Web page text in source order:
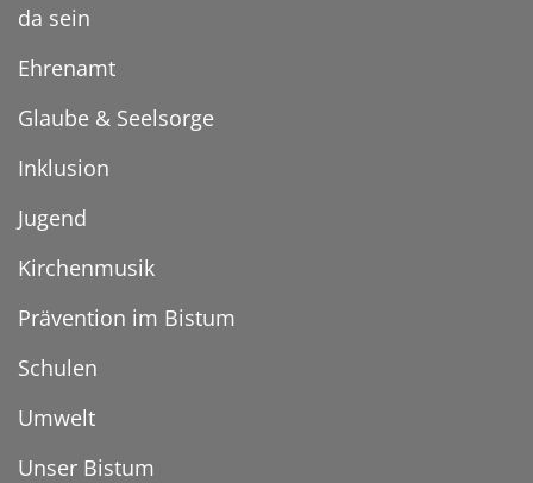
da sein
Ehrenamt
Glaube & Seelsorge
Inklusion
Jugend
Kirchenmusik
Prävention im Bistum
Schulen
Umwelt
Unser Bistum